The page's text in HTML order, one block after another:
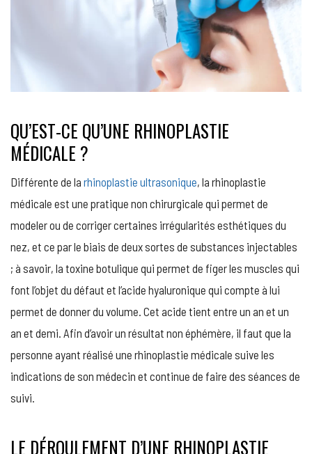
QU’EST-CE QU’UNE RHINOPLASTIE
MÉDICALE ?
Différente de la rhinoplastie ultrasonique, la rhinoplastie
médicale est une pratique non chirurgicale qui permet de
modeler ou de corriger certaines irrégularités esthétiques du
nez, et ce par le biais de deux sortes de substances injectables
; à savoir, la toxine botulique qui permet de figer les muscles qui
font l’objet du défaut et l’acide hyaluronique qui compte à lui
permet de donner du volume. Cet acide tient entre un an et un
an et demi. Afin d’avoir un résultat non éphémère, il faut que la
personne ayant réalisé une rhinoplastie médicale suive les
indications de son médecin et continue de faire des séances de
suivi.
LE DÉROULEMENT D’UNE RHINOPLASTIE